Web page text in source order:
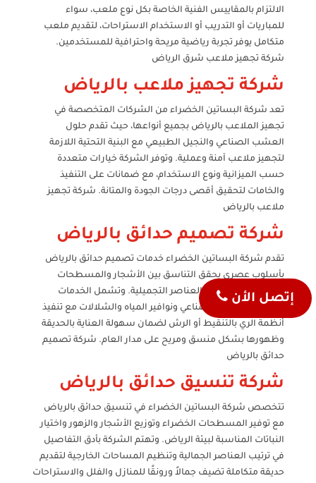
الالتزام بالمقاييس الفنية الخاصة بكل نوع ملعب، سواء
للمباريات أو التدريب أو الاستخدام الاستراحات، لتقديم ملعب
متكامل يوفر تجربة رياضية مريحة واحترافية للمستخدمين.
شركة تجهيز ملاعب شرق الرياض
شركة تجهيز ملاعب بالرياض
تعد شركة البساتين الخضراء من الشركات المتخصصة في
تجهيز الملاعب بالرياض بجميع أنواعها، حيث تقدم حلول
العشب الصناعي والنجيل الطبيعي مع البنية التحتية اللازمة
لتجهيز ملاعب آمنة وعملية. وتوفر الشركة خيارات متعددة
حسب الميزانية ونوع الاستخدام، مع ضمانات على التنفيذ
والخامات لتحقيق أقصى درجات الجودة والمتانة. شركة تجهيز
ملاعب بالرياض
شركة تصميم حدائق بالرياض
تقدم شركة البساتين الخضراء خدمات تصميم حدائق بالرياض
بأسلوب عصري يحقق التناسق بين الأشجار والمسطحات
الخضراء والممرات والعناصر التجميلية. وتشمل الخدمات
النجيل الطبيعي والصناعي ونوافير المياه والشلالات مع تنفيذ
أنظمة الري بالتنقيط أو الرش لضمان سهولة العناية بالحديقة
وظهورها بشكل منسق ومريح على مدار العام. شركة تصميم
حدائق بالرياض
شركة تنسيق حدائق بالرياض
تتخصص شركة البساتين الخضراء في تنسيق حدائق بالرياض
مع توفير المسطحات الخضراء وتوزيع الأشجار والزهور واختيار
النباتات المناسبة لبيئة الرياض. وتهتم الشركة بأدق التفاصيل
في ترتيب العناصر الجمالية وتنظيم المساحات الخارجية لتقديم
حديقة متكاملة تضيف جمالاً ورونقًا للمنازل والفلل والاستراحات
إتصل الأن